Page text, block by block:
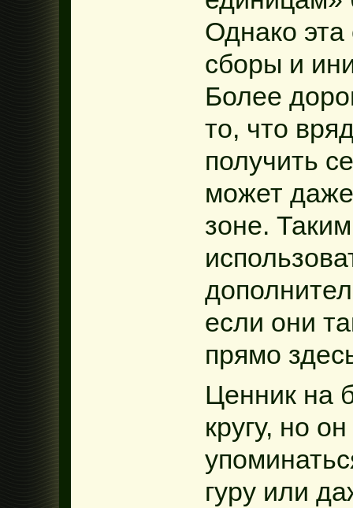
Однако эта
сборы и
Более
то, что
получить
может даже
зоне.
если они
прямо
Ценник на
кругу, но
гуру или